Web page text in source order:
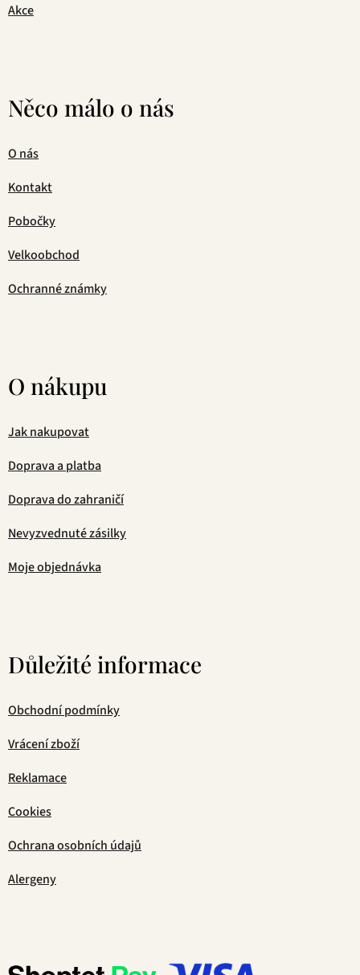
Akce
Něco málo o nás
O nás
Kontakt
Pobočky
Velkoobchod
Ochranné známky
O nákupu
Jak nakupovat
Doprava a platba
Doprava do zahraničí
Nevyzvednuté zásilky
Moje objednávka
Důležité informace
Obchodní podmínky
Vrácení zboží
Reklamace
Cookies
Ochrana osobních údajů
Alergeny